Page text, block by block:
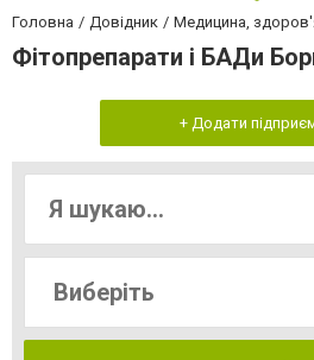
Головна Довідник Медицина,
Фітопрепарати і БАДи
+ Додати